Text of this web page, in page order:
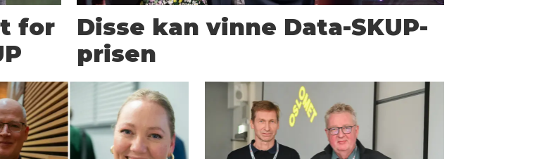
for
Disse kan vinne Data-SKUP-
prisen